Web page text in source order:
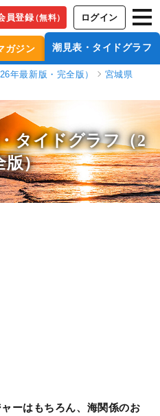
員登録（無料） ログイン
ガジン 潮見表・タイドグラフ
年最新版・完全版）
宮城県
タイドグラフ（2
版）
ーはもちろん、海関係のお